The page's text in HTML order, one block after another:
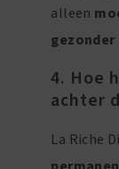
alleen
4. Hoe
achter
La Riche